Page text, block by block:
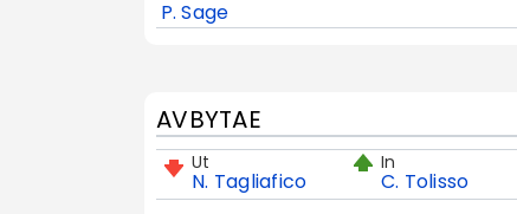
P. Sage
AVBYTAE
Ut
N. Tagliafico
In
C. Tolisso